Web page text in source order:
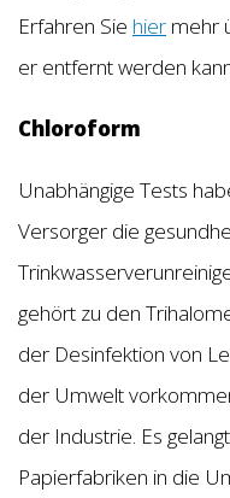
Erfahren Sie hier mehr
er entfernt werden
Chloroform
Unabhängige Tests
Versorger die
gehört zu den
der Desinfektion von
der Umwelt
der Industrie. Es
Papierfabriken in die